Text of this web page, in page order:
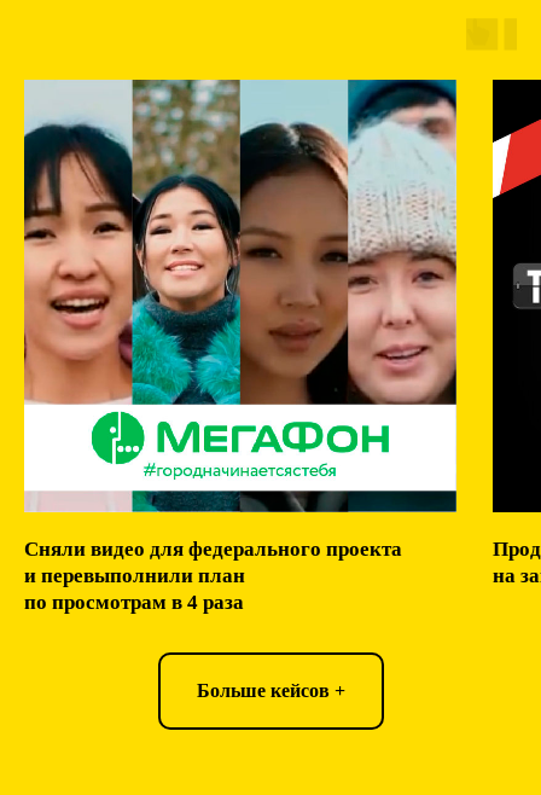
Сняли видео для федерального проекта
и перевыполнили план
по просмотрам в 4 раза
на
Больше кейсов +